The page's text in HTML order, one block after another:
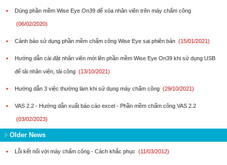
▪ Dùng phần mềm Wise Eye On39 để xóa nhân viên trên máy chấm công
(06/02/2020)
▪ Cảnh báo sử dụng phần mềm chấm công Wise Eye sai phiên bản (15/01/2021)
▪ Hướng dẫn cài đặt nhân viên mới lên phần mềm Wise Eye On39 khi sử dụng USB
để tải nhân viên, tải công (13/10/2021)
▪ Hướng dẫn 3 việc thường làm khi sử dụng máy chấm công (29/10/2021)
▪ VAS 2.2 - Hướng dẫn xuất báo cáo excel - Phần mềm chấm công VAS 2.2
(03/02/2023)
Older News
▪ Lỗi kết nối với máy chấm công - Cách khắc phục (11/03/2012)